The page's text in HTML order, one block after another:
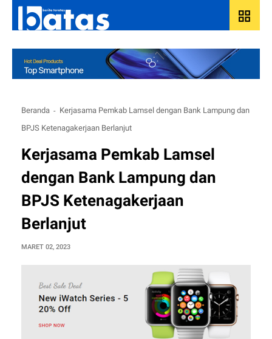
grid_view
Beranda
Kerjasama Pemkab Lamsel dengan Bank Lampung dan
BPJS Ketenagakerjaan Berlanjut
Kerjasama Pemkab Lamsel
dengan Bank Lampung dan
BPJS Ketenagakerjaan
Berlanjut
MARET 02, 2023